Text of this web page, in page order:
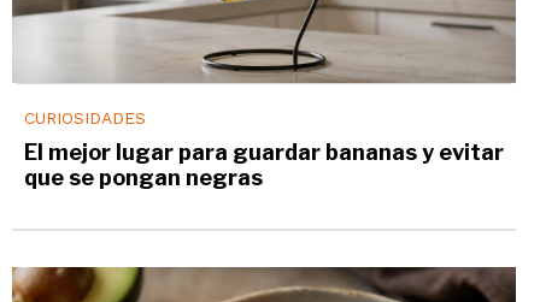
CURIOSIDADES
El mejor lugar para guardar bananas y evitar
que se pongan negras